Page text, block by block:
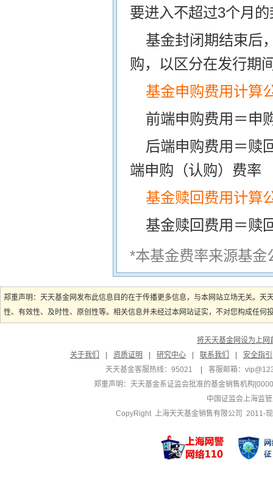
要进入不超过3个月
基金封闭期结束后
购，以区分在发行期
基金申购费用计算
前端申购费用＝申
后端申购费用＝赎
端申购（认购）费率
基金赎回费用计算
基金赎回费用＝赎
*本基金费率来源基
郑重声明：天天基金网发布此信息目的在于传播更多信息，与本网站立场无关。
性、有效性、及时性、原创性等。相关信息并未经过本网站证实，不对您构成任
将天天基金网设为上网
关于我们
资质证明 研究中心 联系我们
安全指引
天天基金客服热线：95021
客服邮箱：
郑重声明： 天天基金系证监会批准的基金销售机构
中国证监会上海监
CopyRight 上海天天基金销售有限公司 2011-